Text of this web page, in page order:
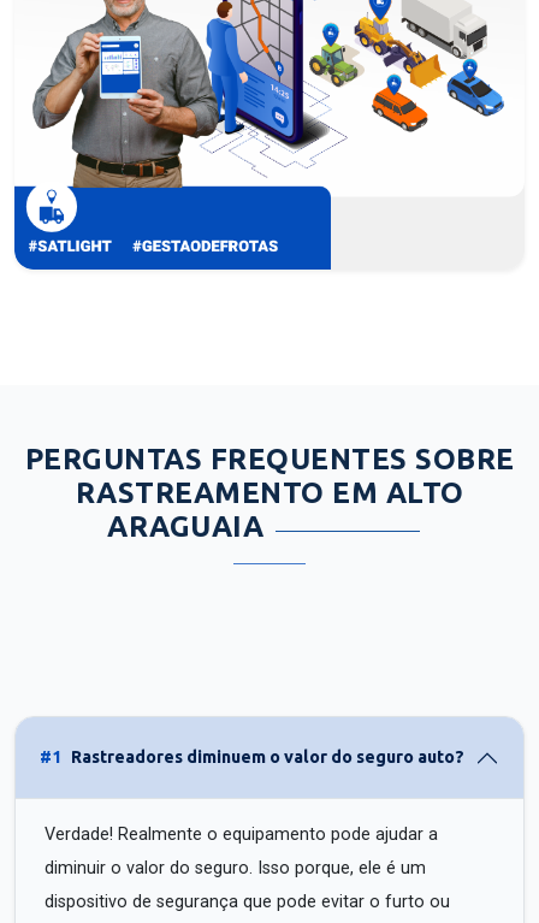
PERGUNTAS FREQUENTES SOBRE
RASTREAMENTO EM ALTO
ARAGUAIA
#1 Rastreadores diminuem o valor do seguro auto?
Verdade! Realmente o equipamento pode ajudar a
diminuir o valor do seguro. Isso porque, ele é um
dispositivo de segurança que pode evitar o furto ou